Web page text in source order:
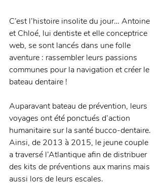
C’est l’histoire insolite du jour… Antoine
et Chloé, lui dentiste et elle conceptrice
web, se sont lancés dans une folle
aventure : rassembler leurs passions
communes pour la navigation et créer le
bateau dentaire !
Auparavant bateau de prévention, leurs
voyages ont été ponctués d’action
humanitaire sur la santé bucco-dentaire.
Ainsi, de 2013 à 2015, le jeune couple
a traversé l’Atlantique afin de distribuer
des kits de préventions aux marins mais
aussi lors de leurs escales.